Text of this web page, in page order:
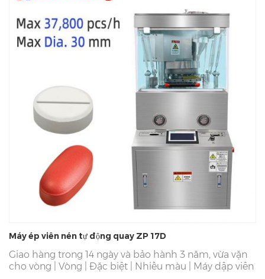
Máy ép viên nén tự động quay ZP 17D
Giao hàng trong 14 ngày và bảo hành 3 năm, vừa vặn
cho vòng | Vòng | Đặc biệt | Nhiều màu | Máy dập viên